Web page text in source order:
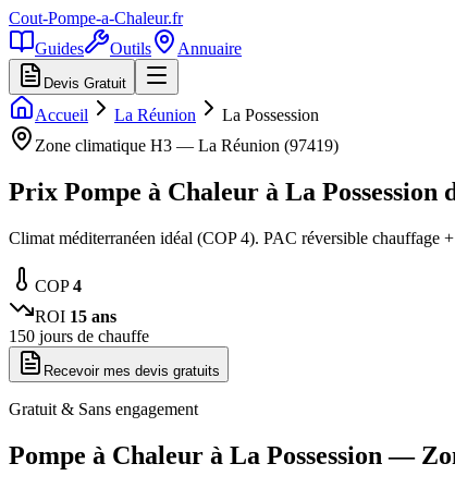
Cout-Pompe-a-Chaleur.fr
Guides
Outils Annuaire
Devis Gratuit
Accueil La Réunion
La Possession
Zone climatique H3 — La Réunion (97419)
Prix Pompe à Chaleur à La Possession
Climat méditerranéen idéal (COP 4). PAC réversible
COP4
ROI 15 ans
150 jours de chauffe
Recevoir mes devis gratuits
Gratuit & Sans engagement
Pompe à Chaleur à La Possession —